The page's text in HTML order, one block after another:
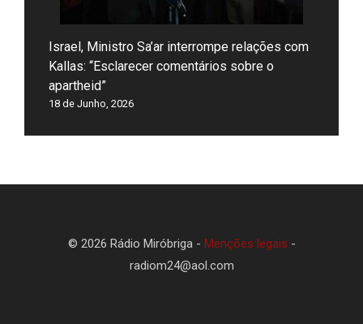
Israel, Ministro Sa’ar interrompe relações com
Kallas: “Esclarecer comentários sobre o
apartheid”
18 de Junho, 2026
© 2026 Rádio Miróbriga - Menções legais -
radiom24@aol.com